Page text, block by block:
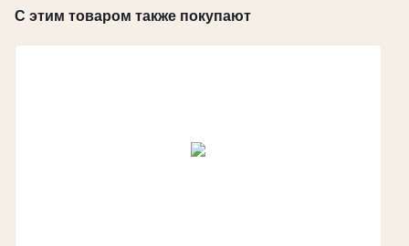
С этим товаром также покупают